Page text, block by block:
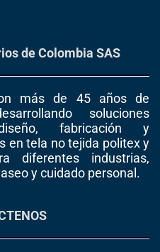
de Colombia SAS
más de 45 años de
soluciones
fabricación y
en tela no tejida politex y
diferentes industrias,
y cuidado personal.